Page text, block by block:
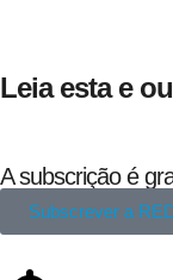
Leia esta e
A subscrição é
Subscrever a